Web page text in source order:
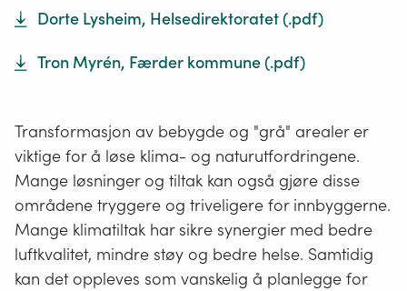
Dorte Lysheim, Helsedirektoratet (.pdf)
Tron Myrén, Færder kommune (.pdf)
Transformasjon av bebygde og "grå" arealer er
viktige for å løse klima- og naturutfordringene.
Mange løsninger og tiltak kan også gjøre disse
områdene tryggere og triveligere for innbyggerne.
Mange klimatiltak har sikre synergier med bedre
luftkvalitet, mindre støy og bedre helse. Samtidig
kan det oppleves som vanskelig å planlegge for